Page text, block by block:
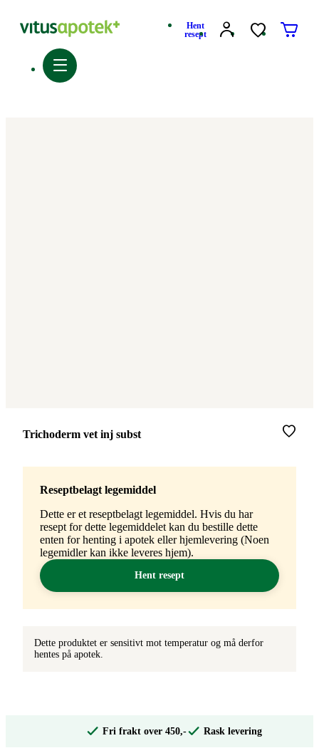
Hent
resept
Merke:
Trichoderm vet inj subst
Reseptbelagt legemiddel
Dette er et reseptbelagt legemiddel. Hvis du har
resept for dette legemiddelet kan du bestille dette
enten for henting i apotek eller hjemlevering (Noen
legemidler kan ikke leveres hjem).
Hent resept
Dette produktet er sensitivt mot temperatur og må derfor
hentes på apotek.
Fri frakt over 450,- Rask levering